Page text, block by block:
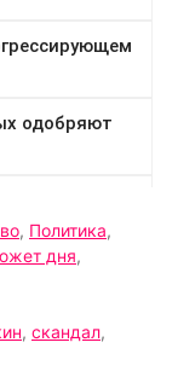
, Политика,
дня,
, скандал,